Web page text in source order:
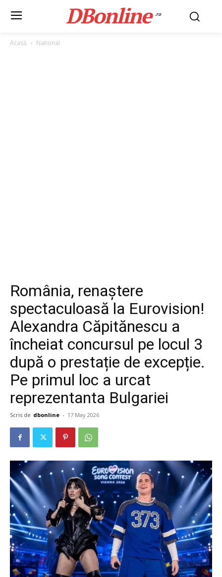
DBonline .ro
Acasă National
România, renaștere
spectaculoasă la Eurovision!
Alexandra Căpitănescu a
încheiat concursul pe locul 3
după o prestație de excepție.
Pe primul loc a urcat
reprezentanta Bulgariei
Scris de dbonline - 17 May 2026